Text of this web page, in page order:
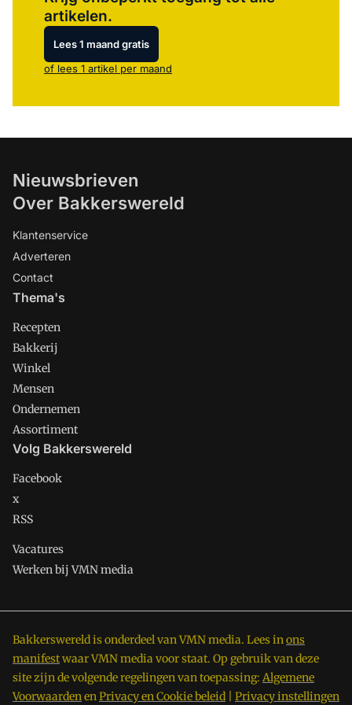
artikelen.
Lees 1 maand gratis
of lees 1 artikel per maand
Nieuwsbrieven
Over Bakkerswereld
Klantenservice
Adverteren
Contact
Thema's
Recepten
Bakkerij
Winkel
Mensen
Ondernemen
Assortiment
Volg Bakkerswereld
Facebook
x
RSS
Vacatures
Werken bij VMN media
Bakkerswereld is onderdeel van VMN media. Lees inons
manifestwaar VMN media voor staat. Op gebruik van deze
site zijn de volgende regelingen van toepassing: Algemene
VoorwaardenenPrivacy en Cookie beleid Privacy instellingen